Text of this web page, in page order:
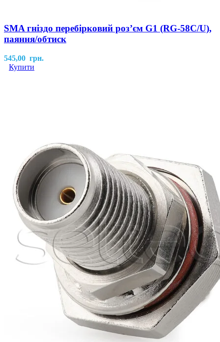
SMA гніздо перебірковий розʼєм G1 (RG-58C/U),
паяння/обтиск
545,00 грн.
Купити